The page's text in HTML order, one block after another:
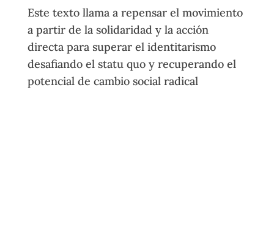
Este texto llama a repensar el movimiento
a partir de la solidaridad y la acción
directa para superar el identitarismo
desafiando el statu quo y recuperando el
potencial de cambio social radical